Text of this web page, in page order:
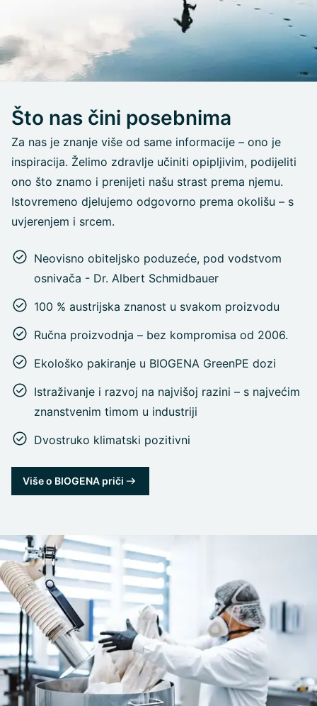
Što nas čini posebnima
Za nas je znanje više od same informacije – ono je
inspiracija. Želimo zdravlje učiniti opipljivim, podijeliti
ono što znamo i prenijeti našu strast prema njemu.
Istovremeno djelujemo odgovorno prema okolišu – s
uvjerenjem i srcem.
Neovisno obiteljsko poduzeće, pod vodstvom
osnivača - Dr. Albert Schmidbauer
100 % austrijska znanost u svakom proizvodu
Ručna proizvodnja – bez kompromisa od 2006.
Ekološko pakiranje u BIOGENA GreenPE dozi
Istraživanje i razvoj na najvišoj razini – s najvećim
znanstvenim timom u industriji
Dvostruko klimatski pozitivni
Više o BIOGENA priči